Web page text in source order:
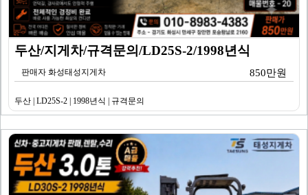
두산/지게차/규격문의/LD25S-2/1998년식
판매자 화성태성지게차 850만원
두산 | LD25S-2 | 1998년식 | 규격문의